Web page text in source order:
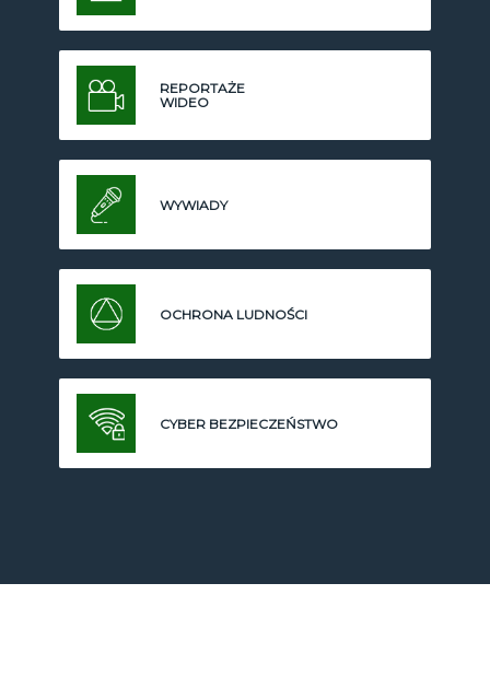
REPORTAŻE
WIDEO
WYWIADY
OCHRONA LUDNOŚCI
CYBER BEZPIECZEŃSTWO